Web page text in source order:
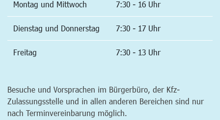
Montag und Mittwoch 7:30 - 16 Uhr
Dienstag und Donnerstag 7:30 - 17 Uhr
Freitag 7:30 - 13 Uhr
Besuche und Vorsprachen im Bürgerbüro, der Kfz-
Zulassungsstelle und in allen anderen Bereichen sind nur
nach Terminvereinbarung möglich.